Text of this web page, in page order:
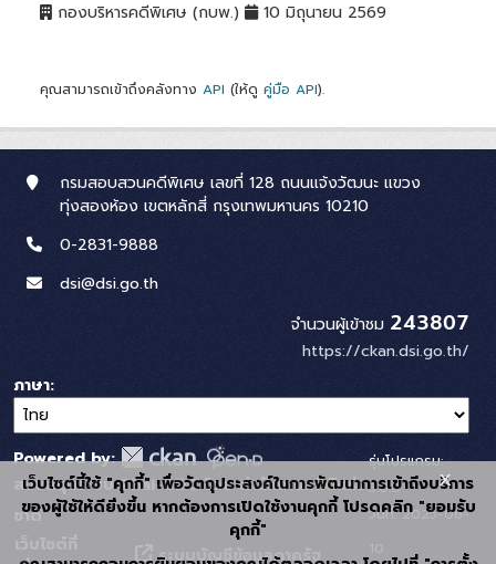
กองบริหารคดีพิเศษ (กบพ.) 10 มิถุนายน 2569
คุณสามารถเข้าถึงคลังทาง API (ให้ดู คู่มือ API).
กรมสอบสวนคดีพิเศษ เลขที่ 128 ถนนแจ้งวัฒนะ แขวง
ทุ่งสองห้อง เขตหลักสี่ กรุงเทพมหานคร 10210
0-2831-9888
dsi@dsi.go.th
จำนวนผู้เข้าชม 243807
https://ckan.dsi.go.th/
ภาษา
Powered by:
สนับสนุนระบบ Thai-GDC โดย สำนักงานสถิติแห่ง
ชาติ
ระบบบัญชีข้อมูลภาครัฐ
รุ่นโปรแกรม:
3.0.0
วันที่: 2025-06-
เว็บไซต์นี้ใช้ "คุกกี้" เพื่อวัตถุประสงค์ในการพัฒนาการเข้าถึงบริการ
ของผู้ใช้ให้ดียิ่งขึ้น หากต้องการเปิดใช้งานคุกกี้ โปรดคลิก "ยอมรับ
คุกกี้"
x